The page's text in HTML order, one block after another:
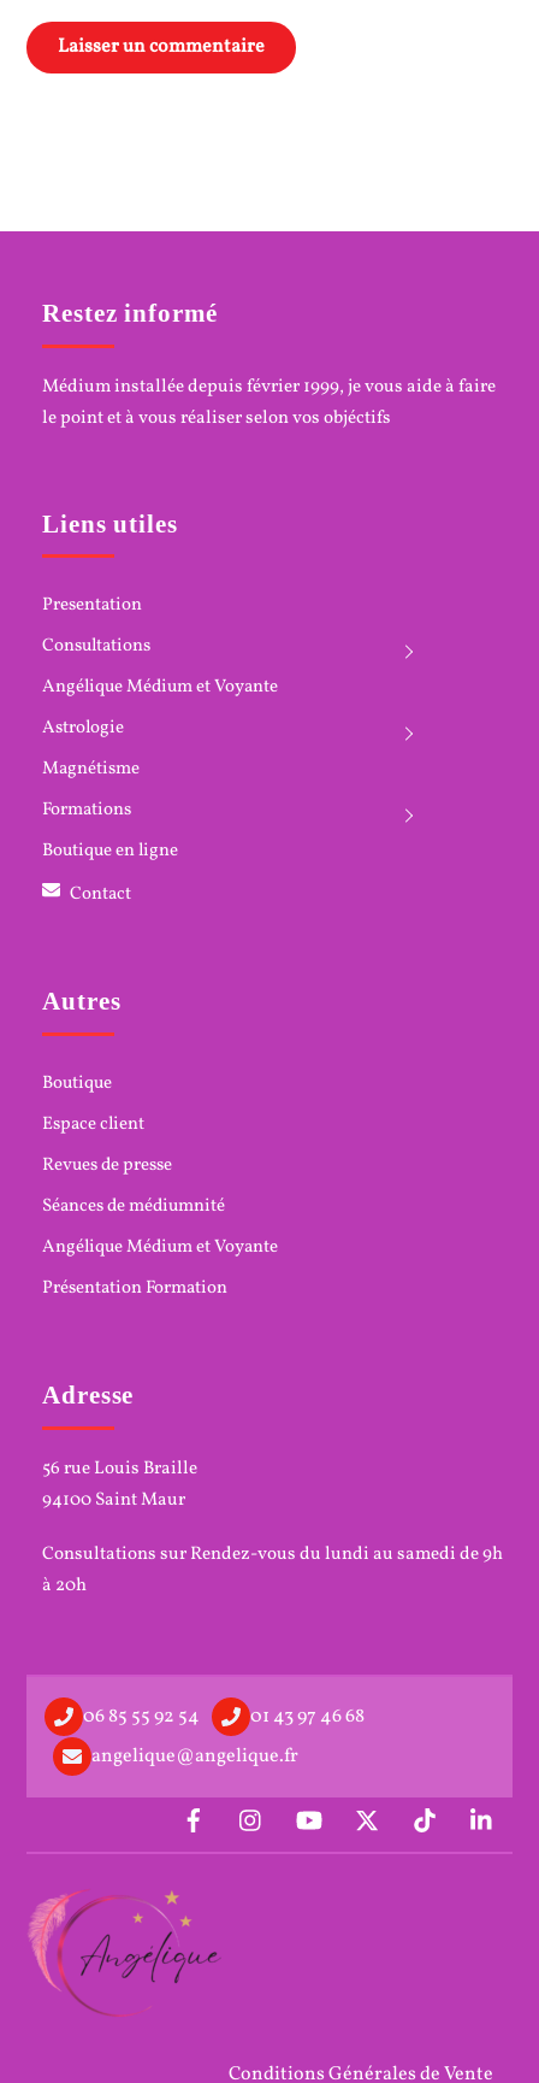
Restez informé
Médium installée depuis février 1999, je vous aide à faire
le point et à vous réaliser selon vos objéctifs
Liens utiles
Presentation
Consultations
Angélique Médium et Voyante
Astrologie
Magnétisme
Formations
Boutique en ligne
Contact
Autres
Boutique
Espace client
Revues de presse
Séances de médiumnité
Angélique Médium et Voyante
Présentation Formation
Adresse
56 rue Louis Braille
94100 Saint Maur
Consultations sur Rendez-vous du lundi au samedi de 9h
à 20h
06 85 55 92 54
01 43 97 46 68
angelique@angelique.fr
Conditions Générales de Vente